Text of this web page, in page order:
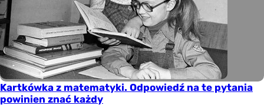
Kartkówka z matematyki. Odpowiedź na te pytania
powinien znać każdy